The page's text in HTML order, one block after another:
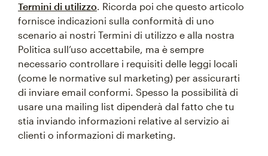
Termini di utilizzo. Ricorda poi che questo articolo
fornisce indicazioni sulla conformità di uno
scenario ai nostri Termini di utilizzo e alla nostra
Politica sull’uso accettabile, ma è sempre
necessario controllare i requisiti delle leggi locali
(come le normative sul marketing) per assicurarti
di inviare email conformi. Spesso la possibilità di
usare una mailing list dipenderà dal fatto che tu
stia inviando informazioni relative al servizio ai
clienti o informazioni di marketing.